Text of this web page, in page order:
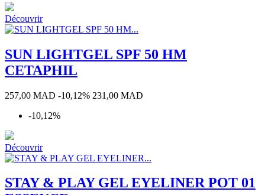
Découvrir
SUN LIGHTGEL SPF 50 HM
CETAPHIL
Prix
base
257,00 MAD -10,12% Prix
231,00 MAD
-10,12%
Découvrir
STAY & PLAY GEL EYELINER POT 01